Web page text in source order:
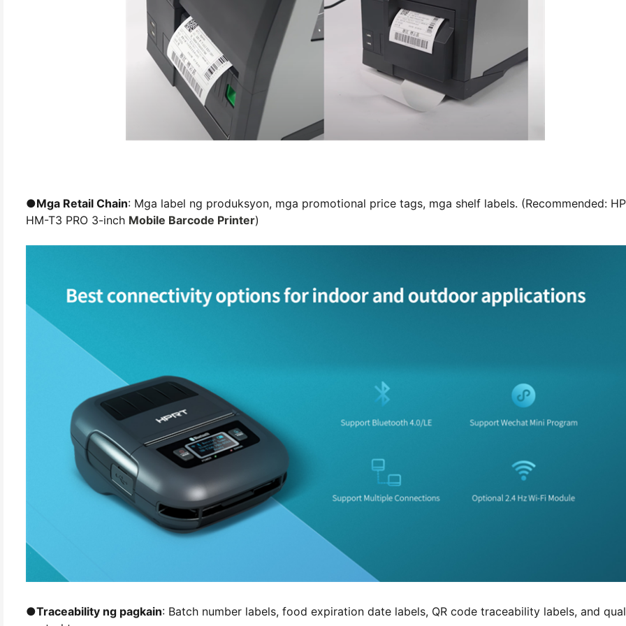
●Mga Retail Chain: Mga label ng produksyon, mga promotional price tags, mga shelf labels. (Recommended:
HM-T3 PRO 3-inch Mobile Barcode Printer)
●Traceability ng pagkain: Batch number labels, food expiration date labels, QR code traceability labels, and